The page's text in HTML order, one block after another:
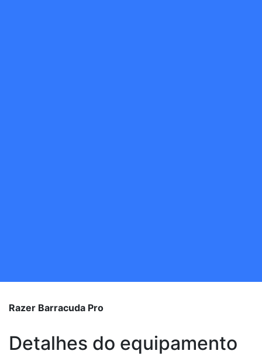
Razer Barracuda Pro
Detalhes do equipamento